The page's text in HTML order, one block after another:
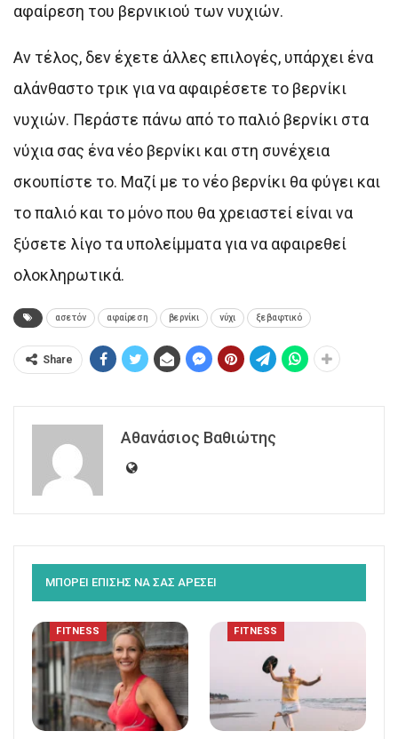
αφαίρεση του βερνικιού των νυχιών.
Αν τέλος, δεν έχετε άλλες επιλογές, υπάρχει ένα
αλάνθαστο τρικ για να αφαιρέσετε το βερνίκι
νυχιών. Περάστε πάνω από το παλιό βερνίκι στα
νύχια σας ένα νέο βερνίκι και στη συνέχεια
σκουπίστε το. Μαζί με το νέο βερνίκι θα φύγει και
το παλιό και το μόνο που θα χρειαστεί είναι να
ξύσετε λίγο τα υπολείμματα για να αφαιρεθεί
ολοκληρωτικά.
ασετόν αφαίρεση βερνίκι νύχι ξεβαφτικό
Share
Αθανάσιος Βαθιώτης
ΜΠΟΡΕΙ ΕΠΙΣΗΣ ΝΑ ΣΑΣ ΑΡΕΣΕΙ
FITNESS FITNESS